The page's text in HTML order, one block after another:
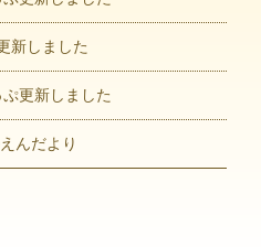
新しました
更新しました
んだより